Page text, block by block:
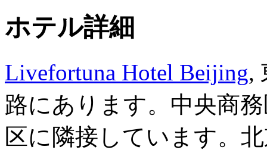
ホテル詳細
Livefortuna Hotel Beijing,
路にあります。中央商
区に隣接しています。